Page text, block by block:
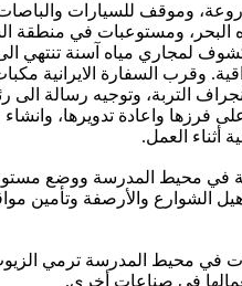
وموقف للسيارات
ومستوعبات في منطقة
لمجاري مياه آسنة تنتهي
وقرب السفارة الايرانية
التربة، وتوجيه رسالة
فرزها واعادة تدويرها،
أثناء العمل.
محيط المدرسة ووضع
الشوارع والأرصفة وتأمين
في محيط المدرسة ترمي
في صناعات أخرى.